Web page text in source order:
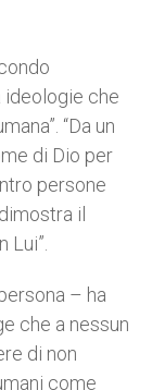
ideologie che
“Da un
di Dio per
persone
il
Lui”.
– ha
che a nessun
di non
come